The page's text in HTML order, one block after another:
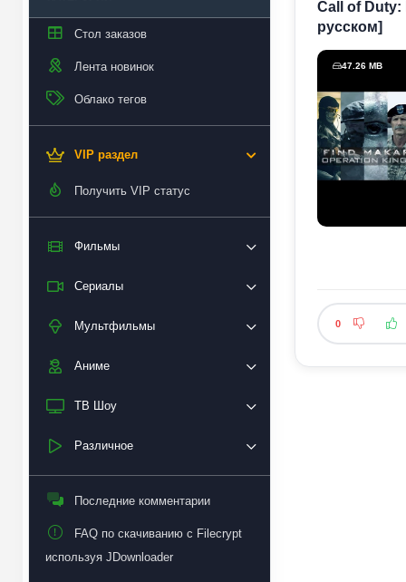
Стол заказов
Лента новинок
Облако тегов
VIP раздел
Получить VIP статус
Фильмы
Сериалы
Мультфильмы
Аниме
ТВ Шоу
Различное
Последние комментарии
FAQ по скачиванию с Filecrypt
используя JDownloader
Call of Duty:
русском]
47.26 MB
0